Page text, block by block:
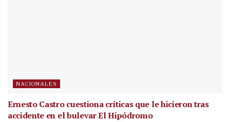
NACIONALES
Ernesto Castro cuestiona críticas que le hicieron tras
accidente en el bulevar El Hipódromo